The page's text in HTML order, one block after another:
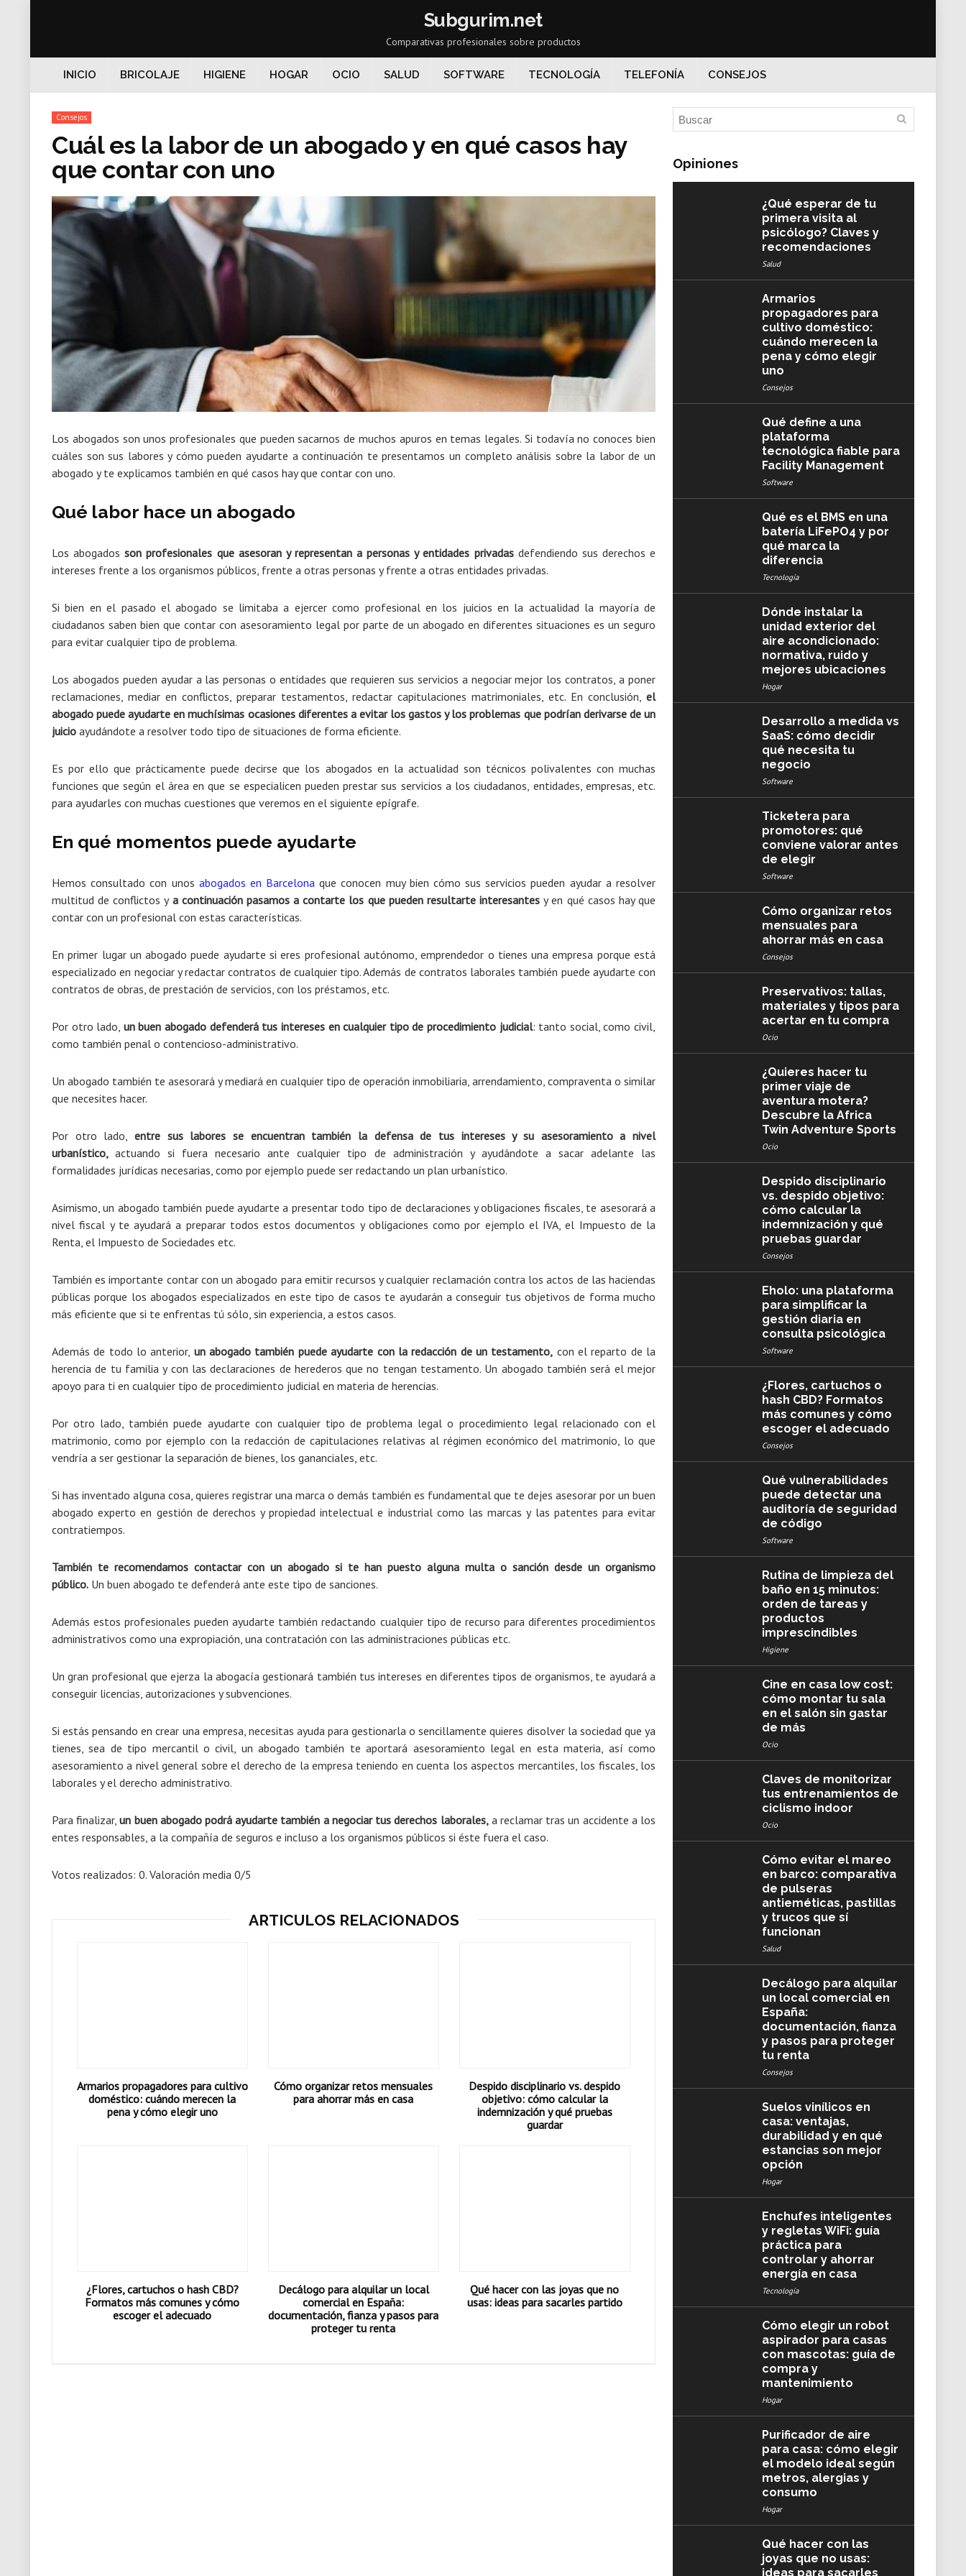
Subgurim.net
Comparativas profesionales sobre productos
INICIO BRICOLAJE HIGIENE HOGAR OCIO SALUD SOFTWARE TECNOLOGÍA TELEFONÍA CONSEJOS
Consejos
Cuál es la labor de un abogado y en qué casos hay
que contar con uno
Los abogados son unos profesionales que pueden sacarnos de muchos apuros en temas legales. Si todavía no conoces bien
cuáles son sus labores y cómo pueden ayudarte a continuación te presentamos un completo análisis sobre la labor de un
abogado y te explicamos también en qué casos hay que contar con uno.
Qué labor hace un abogado
Los abogadosson profesionales que asesoran y representan a personas y entidades privadasdefendiendo sus derechos e
intereses frente a los organismos públicos, frente a otras personas y frente a otras entidades privadas.
Si bien en el pasado el abogado se limitaba a ejercer como profesional en los juicios en la actualidad la mayoría de
ciudadanos saben bien que contar con asesoramiento legal por parte de un abogado en diferentes situaciones es un seguro
para evitar cualquier tipo de problema.
Los abogados pueden ayudar a las personas o entidades que requieren sus servicios a negociar mejor los contratos, a poner
reclamaciones, mediar en conflictos, preparar testamentos, redactar capitulaciones matrimoniales, etc. En conclusión, el
abogado puede ayudarte en muchísimas ocasiones diferentes a evitar los gastos y los problemas que podrían derivarse de un
juicio ayudándote a resolver todo tipo de situaciones de forma eficiente.
Es por ello que prácticamente puede decirse que los abogados en la actualidad son técnicos polivalentes con muchas
funciones que según el área en que se especialicen pueden prestar sus servicios a los ciudadanos, entidades, empresas, etc.
para ayudarles con muchas cuestiones que veremos en el siguiente epígrafe.
En qué momentos puede ayudarte
Hemos consultado con unos abogados en Barcelona que conocen muy bien cómo sus servicios pueden ayudar a resolver
multitud de conflictos y a continuación pasamos a contarte los que pueden resultarte interesantes y en qué casos hay que
contar con un profesional con estas características.
En primer lugar un abogado puede ayudarte si eres profesional autónomo, emprendedor o tienes una empresa porque está
especializado en negociar y redactar contratos de cualquier tipo. Además de contratos laborales también puede ayudarte con
contratos de obras, de prestación de servicios, con los préstamos, etc.
Por otro lado, un buen abogado defenderá tus intereses en cualquier tipo de procedimiento judicial: tanto social, como civil,
como también penal o contencioso-administrativo.
Un abogado también te asesorará y mediará en cualquier tipo de operación inmobiliaria, arrendamiento, compraventa o similar
que necesites hacer.
Por otro lado, entre sus labores se encuentran también la defensa de tus intereses y su asesoramiento a nivel
urbanístico,actuando si fuera necesario ante cualquier tipo de administración y ayudándote a sacar adelante las
formalidades jurídicas necesarias, como por ejemplo puede ser redactando un plan urbanístico.
Asimismo, un abogado también puede ayudarte a presentar todo tipo de declaraciones y obligaciones fiscales, te asesorará a
nivel fiscal y te ayudará a preparar todos estos documentos y obligaciones como por ejemplo el IVA, el Impuesto de la
Renta, el Impuesto de Sociedades etc.
También es importante contar con un abogado para emitir recursos y cualquier reclamación contra los actos de las haciendas
públicas porque los abogados especializados en este tipo de casos te ayudarán a conseguir tus objetivos de forma mucho
más eficiente que si te enfrentas tú sólo, sin experiencia, a estos casos.
Además de todo lo anterior, un abogado también puede ayudarte con la redacción de un testamento, con el reparto de la
herencia de tu familia y con las declaraciones de herederos que no tengan testamento. Un abogado también será el mejor
apoyo para ti en cualquier tipo de procedimiento judicial en materia de herencias.
Por otro lado, también puede ayudarte con cualquier tipo de problema legal o procedimiento legal relacionado con el
matrimonio, como por ejemplo con la redacción de capitulaciones relativas al régimen económico del matrimonio, lo que
vendría a ser gestionar la separación de bienes, los gananciales, etc.
Si has inventado alguna cosa, quieres registrar una marca o demás también es fundamental que te dejes asesorar por un buen
abogado experto en gestión de derechos y propiedad intelectual e industrial como las marcas y las patentes para evitar
contratiempos.
También te recomendamos contactar con un abogado si te han puesto alguna multa o sanción desde un organismo
público. Un buen abogado te defenderá ante este tipo de sanciones.
Además estos profesionales pueden ayudarte también redactando cualquier tipo de recurso para diferentes procedimientos
administrativos como una expropiación, una contratación con las administraciones públicas etc.
Un gran profesional que ejerza la abogacía gestionará también tus intereses en diferentes tipos de organismos, te ayudará a
conseguir licencias, autorizaciones y subvenciones.
Si estás pensando en crear una empresa, necesitas ayuda para gestionarla o sencillamente quieres disolver la sociedad que ya
tienes, sea de tipo mercantil o civil, un abogado también te aportará asesoramiento legal en esta materia, así como
asesoramiento a nivel general sobre el derecho de la empresa teniendo en cuenta los aspectos mercantiles, los fiscales, los
laborales y el derecho administrativo.
Para finalizar,un buen abogado podrá ayudarte también a negociar tus derechos laborales,a reclamar tras un accidente a los
entes responsables, a la compañía de seguros e incluso a los organismos públicos si éste fuera el caso.
Votos realizados: 0. Valoración media 0/5
ARTICULOS RELACIONADOS
Armarios propagadores para cultivo
doméstico: cuándo merecen la
pena y cómo elegir uno
Cómo organizar retos mensuales
para ahorrar más en casa
Despido disciplinario vs. despido
objetivo: cómo calcular la
indemnización y qué pruebas
guardar
¿Flores, cartuchos o hash CBD?
Formatos más comunes y cómo
escoger el adecuado
Decálogo para alquilar un local
comercial en España:
documentación, fianza y pasos para
proteger tu renta
Qué hacer con las joyas que no
usas: ideas para sacarles partido
Opiniones
¿Qué esperar de tu
primera visita al
psicólogo? Claves y
recomendaciones
Salud
Armarios
propagadores para
cultivo doméstico:
cuándo merecen la
pena y cómo elegir
uno
Consejos
Qué define a una
plataforma
tecnológica fiable para
Facility Management
Software
Qué es el BMS en una
batería LiFePO4 y por
qué marca la
diferencia
Tecnología
Dónde instalar la
unidad exterior del
aire acondicionado:
normativa, ruido y
mejores ubicaciones
Hogar
Desarrollo a medida vs
SaaS: cómo decidir
qué necesita tu
negocio
Software
Ticketera para
promotores: qué
conviene valorar antes
de elegir
Software
Cómo organizar retos
mensuales para
ahorrar más en casa
Consejos
Preservativos: tallas,
materiales y tipos para
acertar en tu compra
Ocio
¿Quieres hacer tu
primer viaje de
aventura motera?
Descubre la Africa
Twin Adventure Sports
Ocio
Despido disciplinario
vs. despido objetivo:
cómo calcular la
indemnización y qué
pruebas guardar
Consejos
Eholo: una plataforma
para simplificar la
gestión diaria en
consulta psicológica
Software
¿Flores, cartuchos o
hash CBD? Formatos
más comunes y cómo
escoger el adecuado
Consejos
Qué vulnerabilidades
puede detectar una
auditoría de seguridad
de código
Software
Rutina de limpieza del
baño en 15 minutos:
orden de tareas y
productos
imprescindibles
Higiene
Cine en casa low cost:
cómo montar tu sala
en el salón sin gastar
de más
Ocio
Claves de monitorizar
tus entrenamientos de
ciclismo indoor
Ocio
Cómo evitar el mareo
en barco: comparativa
de pulseras
antieméticas, pastillas
y trucos que sí
funcionan
Salud
Decálogo para alquilar
un local comercial en
España:
documentación, fianza
y pasos para proteger
tu renta
Consejos
Suelos vinílicos en
casa: ventajas,
durabilidad y en qué
estancias son mejor
opción
Hogar
Enchufes inteligentes
y regletas WiFi: guía
práctica para
controlar y ahorrar
energía en casa
Tecnología
Cómo elegir un robot
aspirador para casas
con mascotas: guía de
compra y
mantenimiento
Hogar
Purificador de aire
para casa: cómo elegir
el modelo ideal según
metros, alergias y
consumo
Hogar
Qué hacer con las
joyas que no usas:
ideas para sacarles